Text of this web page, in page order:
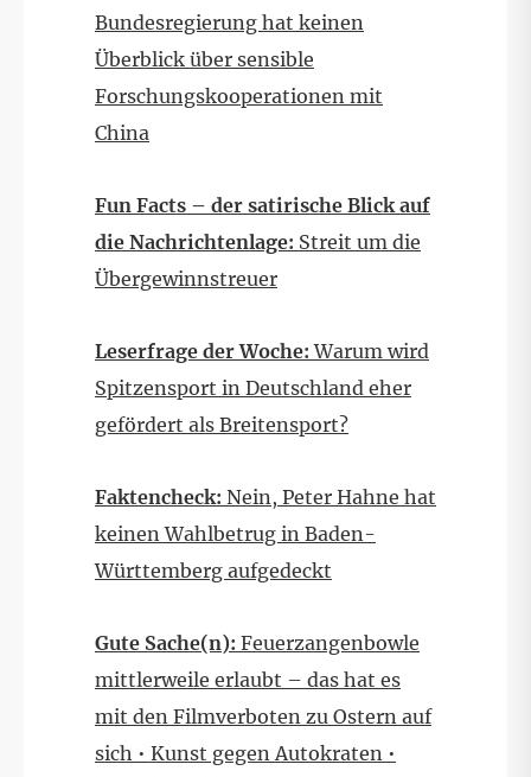
Bundesregierung hat keinen
Überblick über sensible
Forschungskooperationen mit
China
Fun Facts – der satirische Blick auf
die Nachrichtenlage: Streit um die
Übergewinnstreuer
Leserfrage der Woche: Warum wird
Spitzensport in Deutschland eher
gefördert als Breitensport?
Faktencheck: Nein, Peter Hahne hat
keinen Wahlbetrug in Baden-
Württemberg aufgedeckt
Gute Sache(n): Feuerzangenbowle
mittlerweile erlaubt – das hat es
mit den Filmverboten zu Ostern auf
sich • Kunst gegen Autokraten •